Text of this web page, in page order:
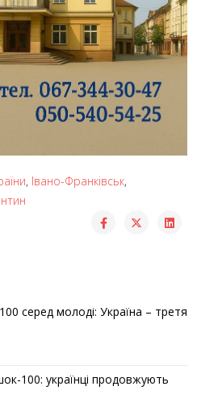
, Івано-Франківськ,
серед молоді: Україна – третя
100: українці продовжують